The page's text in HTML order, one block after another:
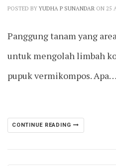
POSTED BY YUDHA P SUNANDAR ON 25
Panggung tanam yang
untuk mengolah limbah
pupuk vermikompos. Apa…
CONTINUE READING